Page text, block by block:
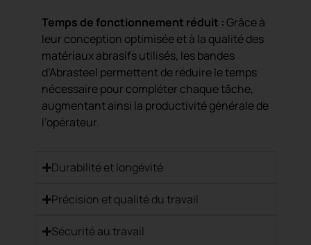
Temps de fonctionnement réduit :Grâce à
leur conception optimisée et à la qualité des
matériaux abrasifs utilisés, les bandes
d’Abrasteel permettent de réduire le temps
nécessaire pour compléter chaque tâche,
augmentant ainsi la productivité générale de
l’opérateur.
Durabilité et longévité
Précision et qualité du travail
Sécurité au travail